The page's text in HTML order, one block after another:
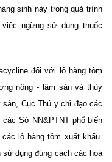
sinh này trong quá trình
ngừng sử dụng thuốc
đối với lô hàng tôm
nông - lâm sản và thủy
Cục Thú y chỉ đạo các
Sở NN&PTNT phổ biến
lô hàng tôm xuất khẩu.
dụng đúng cách các hoá